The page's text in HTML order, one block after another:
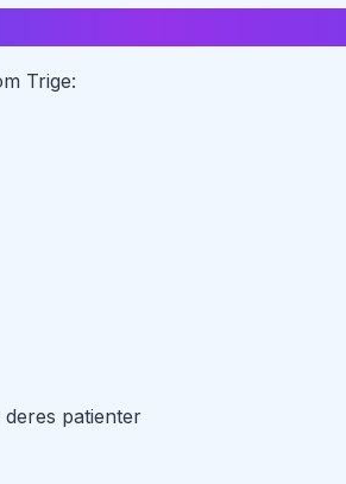
Trige:
patienter